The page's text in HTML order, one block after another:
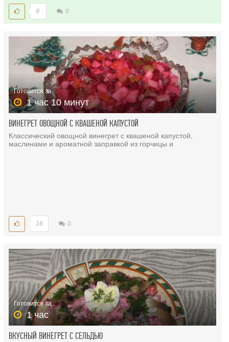
9 0
Готовится за
1 час 10 минут
ВИНЕГРЕТ ОВОЩНОЙ С КВАШЕНОЙ КАПУСТОЙ
Классический овощной винегрет с квашеной капустой,
маслинами и ароматной заправкой из горчицы и
16 0
Готовится за
1 час
ВКУСНЫЙ ВИНЕГРЕТ С СЕЛЬДЬЮ